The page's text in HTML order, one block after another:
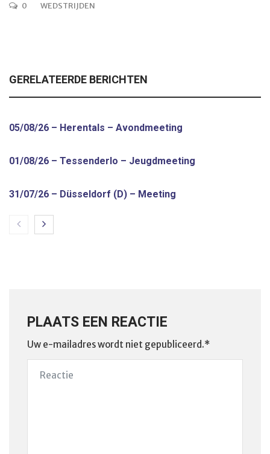
0 WEDSTRIJDEN
GERELATEERDE BERICHTEN
05/08/26 – Herentals – Avondmeeting
01/08/26 – Tessenderlo – Jeugdmeeting
31/07/26 – Düsseldorf (D) – Meeting
PLAATS EEN REACTIE
Uw e-mailadres wordt niet gepubliceerd.*